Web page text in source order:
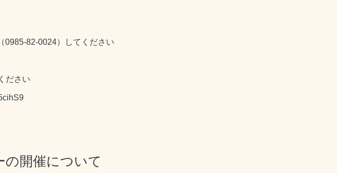
82-0024）してください
さい
の開催について